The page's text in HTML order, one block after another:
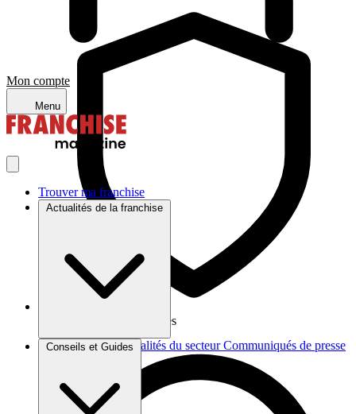
Mon compte
Menu
Trouver ma franchise
Actualités de la franchise
Brèves et actus Actualités du secteur Communiqués de presse
Conseils et Guides
Vos données sont protégées